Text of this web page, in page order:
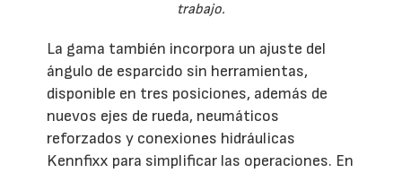
trabajo.
La gama también incorpora un ajuste del
ángulo de esparcido sin herramientas,
disponible en tres posiciones, además de
nuevos ejes de rueda, neumáticos
reforzados y conexiones hidráulicas
Kennfixx para simplificar las operaciones. En